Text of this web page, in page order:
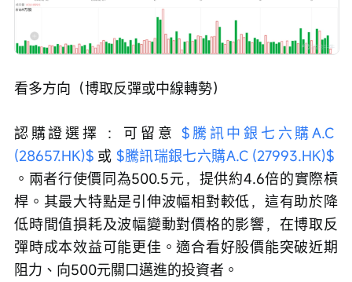
看多方向（博取反彈或中線轉勢）
認購證選擇 ：可留意 $騰訊中銀七六購A.C
(28657.HK)$ 或 $騰訊瑞銀七六購A.C (27993.HK)$
。兩者行使價同為500.5元，提供約4.6倍的實際槓
桿。其最大特點是引伸波幅相對較低，這有助於降
低時間值損耗及波幅變動對價格的影響，在博取反
彈時成本效益可能更佳。適合看好股價能突破近期
阻力、向500元關口邁進的投資者。